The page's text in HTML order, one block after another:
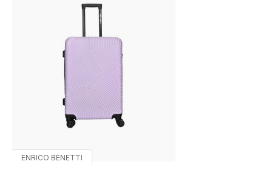
ENRICO BENETTI